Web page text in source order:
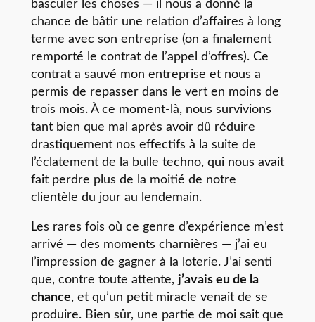
basculer les choses — il nous a donné la
chance de bâtir une relation d’affaires à long
terme avec son entreprise (on a finalement
remporté le contrat de l’appel d’offres). Ce
contrat a sauvé mon entreprise et nous a
permis de repasser dans le vert en moins de
trois mois. À ce moment-là, nous survivions
tant bien que mal après avoir dû réduire
drastiquement nos effectifs à la suite de
l’éclatement de la bulle techno, qui nous avait
fait perdre plus de la moitié de notre
clientèle du jour au lendemain.
Les rares fois où ce genre d’expérience m’est
arrivé — des moments charnières — j’ai eu
l’impression de gagner à la loterie. J’ai senti
que, contre toute attente, j’avais eu de la
chance, et qu’un petit miracle venait de se
produire. Bien sûr, une partie de moi sait que